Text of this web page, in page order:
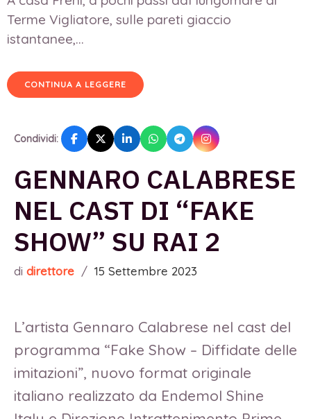
Terme Vigliatore, sulle pareti giaccio
istantanee,...
CONTINUA A LEGGERE
Condividi:
GENNARO CALABRESE
NEL CAST DI “FAKE
SHOW” SU RAI 2
di direttore / 15 Settembre 2023
L’artista Gennaro Calabrese nel cast del
programma “Fake Show – Diffidate delle
imitazioni”, nuovo format originale
italiano realizzato da Endemol Shine